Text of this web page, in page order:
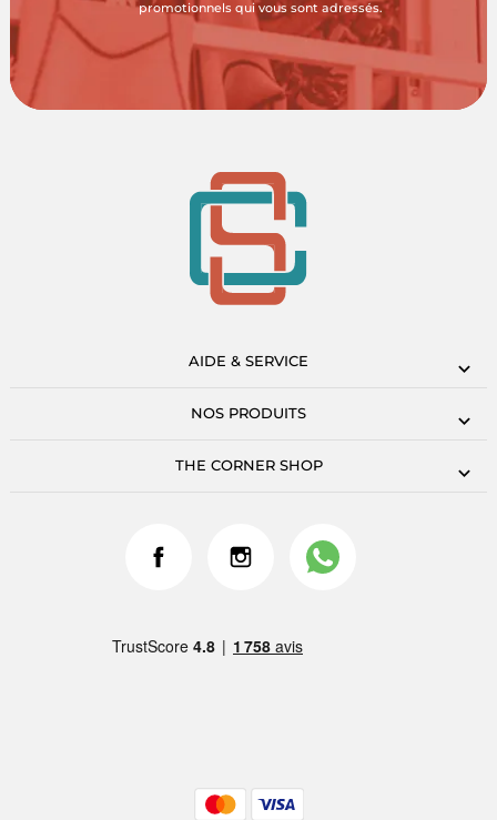
promotionnels qui vous sont adressés.
AIDE & SERVICE
NOS PRODUITS
THE CORNER SHOP